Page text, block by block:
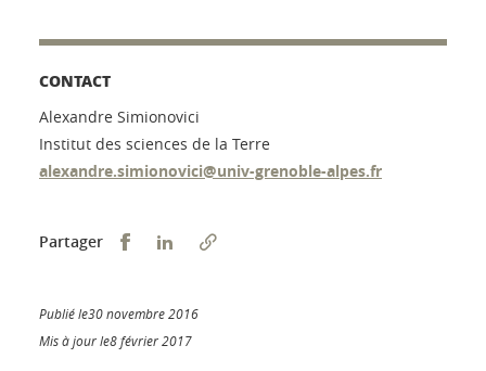
CONTACT
Alexandre Simionovici
Institut des sciences de la Terre
alexandre.simionovici@univ-grenoble-alpes.fr
Partager Partager sur Facebook
Partager sur LinkedIn
Publié le30 novembre 2016
Mis à jour le8 février 2017